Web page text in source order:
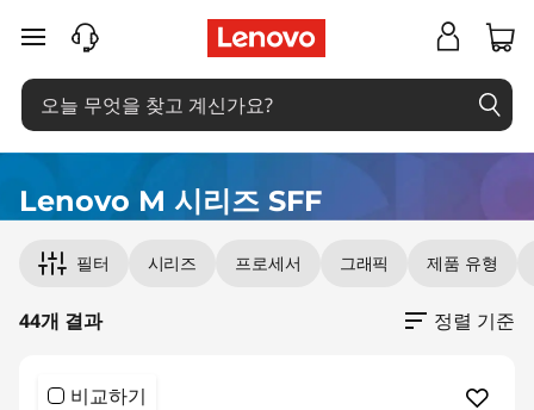
T
h
n
k
e
주요 콘텐츠로 건너뛰기
Lenovo M 시리즈 SFF
필터 시리즈 프로세서 그래픽 제품 유형
44개 결과 정렬 기준
비교하기